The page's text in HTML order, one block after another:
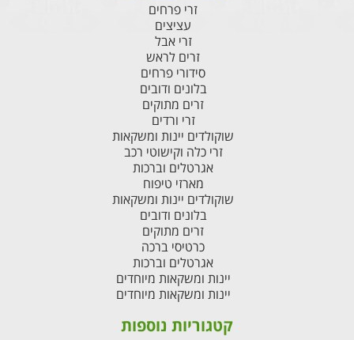
זרי פרחים
עציצים
זרי אבל
זרים לראש
סידורי פרחים
בלונים ודובים
זרים מתוקים
זרי ורדים
שוקולדים יינות ומשקאות
זרי כלה וקישוטי רכב
אגרטלים וברכות
מארזי טיפוח
שוקולדים יינות ומשקאות
בלונים ודובים
זרים מתוקים
כרטיסי ברכה
אגרטלים וברכות
יינות ומשקאות מיוחדים
יינות ומשקאות מיוחדים
קטגוריות נוספות